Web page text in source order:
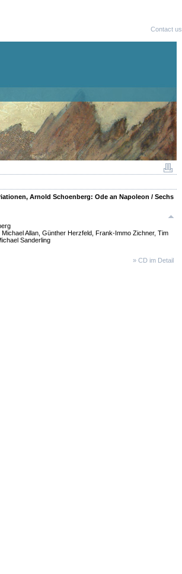
Contact us
Arnold Schoenberg: Ode an Napoleon / Sechs
Allan, Günther Herzfeld, Frank-Immo Zichner, Tim
Sanderling
» CD im Detail